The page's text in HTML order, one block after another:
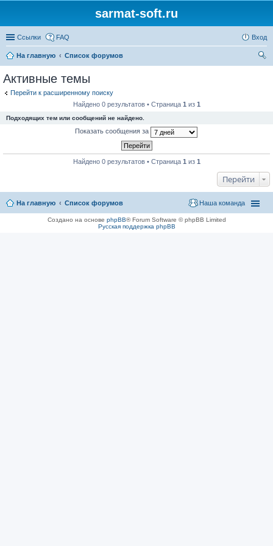
sarmat-soft.ru
Ссылки FAQ Вход
На главную
Список форумов
Активные темы
Перейти к расширенному поиску
Найдено 0 результатов • Страница 1 из 1
Подходящих тем или сообщений не найдено.
Показать сообщения за
Найдено 0 результатов • Страница 1 из 1
Перейти
На главную Список форумов Наша команда
Создано на основе phpBB® Forum Software © phpBB Limited
Русская поддержка phpBB